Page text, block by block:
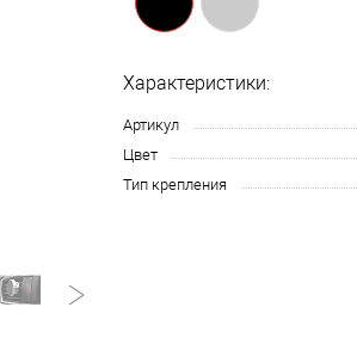
Характеристики:
Артикул
Цвет
Тип крепления